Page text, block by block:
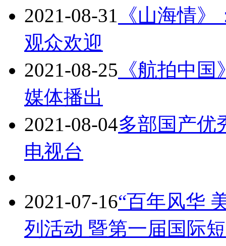
2021-08-31 《山海情
观众欢迎
2021-08-25 《航拍中
媒体播出
2021-08-04多部国产优
电视台
2021-07-16“百年风华
列活动 暨第一届国际